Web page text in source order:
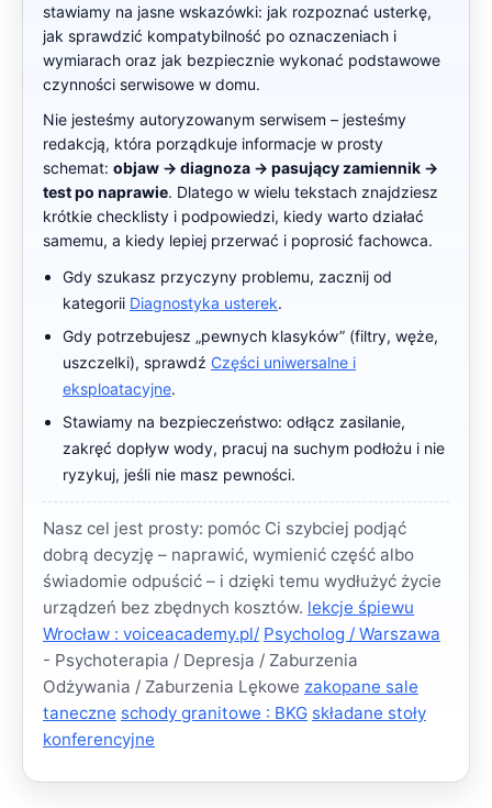
stawiamy na jasne wskazówki: jak rozpoznać usterkę,
jak sprawdzić kompatybilność po oznaczeniach i
wymiarach oraz jak bezpiecznie wykonać podstawowe
czynności serwisowe w domu.
Nie jesteśmy autoryzowanym serwisem – jesteśmy
redakcją, która porządkuje informacje w prosty
schemat: objaw → diagnoza → pasujący zamiennik →
test po naprawie. Dlatego w wielu tekstach znajdziesz
krótkie checklisty i podpowiedzi, kiedy warto działać
samemu, a kiedy lepiej przerwać i poprosić fachowca.
Gdy szukasz przyczyny problemu, zacznij od
kategorii Diagnostyka usterek.
Gdy potrzebujesz „pewnych klasyków” (filtry, węże,
uszczelki), sprawdź Części uniwersalne i
eksploatacyjne.
Stawiamy na bezpieczeństwo: odłącz zasilanie,
zakręć dopływ wody, pracuj na suchym podłożu i nie
ryzykuj, jeśli nie masz pewności.
Nasz cel jest prosty: pomóc Ci szybciej podjąć
dobrą decyzję – naprawić, wymienić część albo
świadomie odpuścić – i dzięki temu wydłużyć życie
urządzeń bez zbędnych kosztów. lekcje śpiewu
Wrocław : voiceacademy.pl/ Psycholog / Warszawa
- Psychoterapia / Depresja / Zaburzenia
Odżywania / Zaburzenia Lękowe zakopane sale
taneczne schody granitowe : BKG składane stoły
konferencyjne